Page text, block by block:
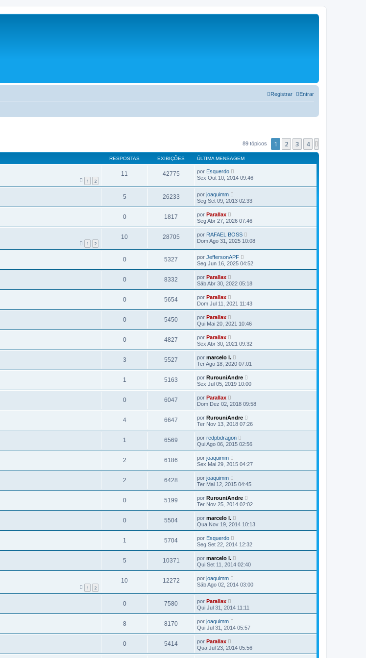
Entrar
Registrar
89 tópicos 1 2 3 4
RESPOSTAS EXIBIÇÕES ÚLTIMA MENSAGEM
1 2
11 42775 por Esquerdo
Sex Out 10, 2014 09:46
5 26233 por joaquimm
Seg Set 09, 2013 02:33
0 1817 por Parallax
Seg Abr 27, 2026 07:46
1 2
10 28705 por RAFAEL BOSS
Dom Ago 31, 2025 10:08
0 5327 por JeffersonAPF
Seg Jun 16, 2025 04:52
0 8332 por Parallax
Sáb Abr 30, 2022 05:18
0 5654 por Parallax
Dom Jul 11, 2021 11:43
0 5450 por Parallax
Qui Mai 20, 2021 10:46
0 4827 por Parallax
Sex Abr 30, 2021 09:32
3 5527 por marcelo l.
Ter Ago 18, 2020 07:01
1 5163 por RurouniAndre
Sex Jul 05, 2019 10:00
0 6047 por Parallax
Dom Dez 02, 2018 09:58
4 6647 por RurouniAndre
Ter Nov 13, 2018 07:26
1 6569 por redpbdragon
Qui Ago 06, 2015 02:56
2 6186 por joaquimm
Sex Mai 29, 2015 04:27
2 6428 por joaquimm
Ter Mai 12, 2015 04:45
0 5199 por RurouniAndre
Ter Nov 25, 2014 02:02
0 5504 por marcelo l.
Qua Nov 19, 2014 10:13
1 5704 por Esquerdo
Seg Set 22, 2014 12:32
5 10371 por marcelo l.
Qui Set 11, 2014 02:40
1 2
10 12272 por joaquimm
Sáb Ago 02, 2014 03:00
0 7580 por Parallax
Qui Jul 31, 2014 11:11
8 8170 por joaquimm
Qui Jul 31, 2014 05:57
0 5414 por Parallax
Qua Jul 23, 2014 05:56